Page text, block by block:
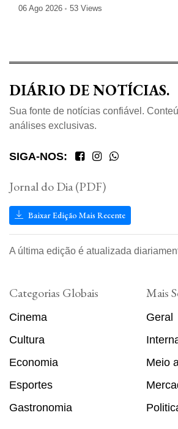
06 Ago 2026 53 Views
DIÁRIO DE NOTÍCIAS.
Sua fonte de notícias confiável.
análises exclusivas.
SIGA-NOS:
Jornal do Dia (PDF)
Baixar Edição Mais Recente
A última edição é atualizada
Categorias Globais
Cinema
Cultura
Economia
Esportes
Gastronomia
Mais
Geral
Meio